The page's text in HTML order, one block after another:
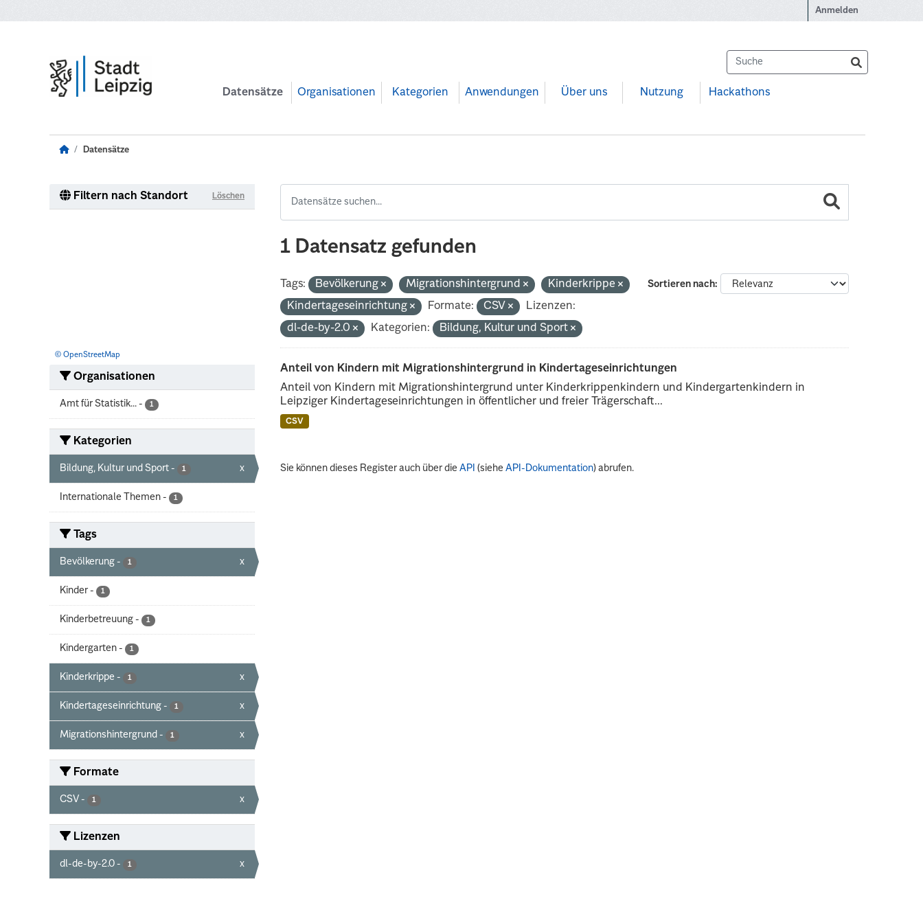
Anmelden
Datensätze Organisationen Kategorien Anwendungen Über uns Nutzung Hackathons
Datensätze
Filtern nach Standort Löschen
© OpenStreetMap
Organisationen
Amt für Statistik... - 1
Kategorien
Bildung, Kultur und Sport - 1 x
Internationale Themen - 1
Tags
Bevölkerung - 1 x
Kinder - 1
Kinderbetreuung - 1
Kindergarten - 1
Kinderkrippe - 1 x
Kindertageseinrichtung - 1 x
Migrationshintergrund - 1 x
Formate
CSV - 1 x
Lizenzen
dl-de-by-2.0 - 1 x
1 Datensatz gefunden
Sortieren nach
Tags: Bevölkerung Migrationshintergrund
Kinderkrippe
Kindertageseinrichtung
Formate: CSV
Lizenzen:
dl-de-by-2.0
Kategorien: Bildung, Kultur und Sport
Anteil von Kindern mit Migrationshintergrund in Kindertageseinrichtungen
Anteil von Kindern mit Migrationshintergrund unter Kinderkrippenkindern und Kindergartenkindern in
Leipziger Kindertageseinrichtungen in öffentlicher und freier Trägerschaft...
CSV
Sie können dieses Register auch über dieAPI (sieheAPI-Dokumentation) abrufen.